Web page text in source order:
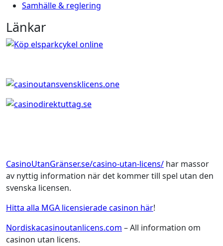
Samhälle & reglering
Länkar
CasinoUtanGränser.se/casino-utan-licens/ har massor
av nyttig information när det kommer till spel utan den
svenska licensen.
Hitta alla MGA licensierade casinon här!
Nordiskacasinoutanlicens.com – All information om
casinon utan licens.